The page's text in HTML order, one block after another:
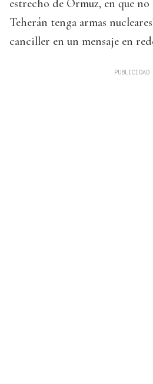
estrecho de Ormuz, en que
Teherán tenga armas
canciller en un mensaje en